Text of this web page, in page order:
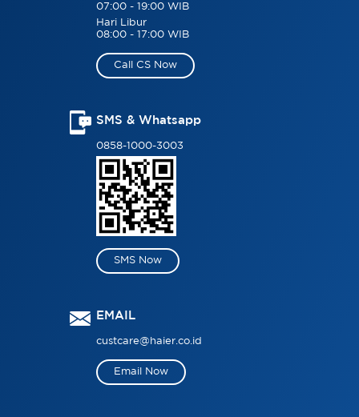
07:00 - 19:00 WIB
Hari Libur
08:00 - 17:00 WIB
Call CS Now
SMS & Whatsapp
0858-1000-3003
SMS Now
EMAIL
custcare@haier.co.id
Email Now